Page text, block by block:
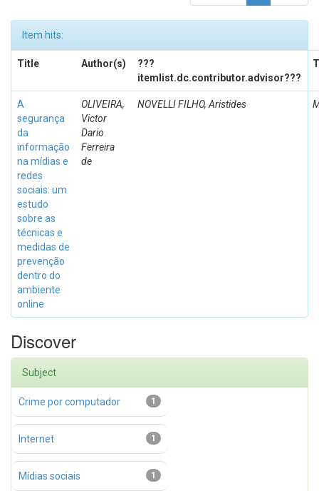
Item hits:
Title Author(s)
???
itemlist.dc.contributor.advisor???
A
segurança
da
informação
na mídias e
redes
sociais: um
estudo
sobre as
técnicas e
medidas de
prevenção
dentro do
ambiente
online
OLIVEIRA,
Victor
Dario
Ferreira
de
NOVELLI FILHO, Aristides
Discover
Subject
1
Crime por computador
1
Internet
1
Mídias sociais